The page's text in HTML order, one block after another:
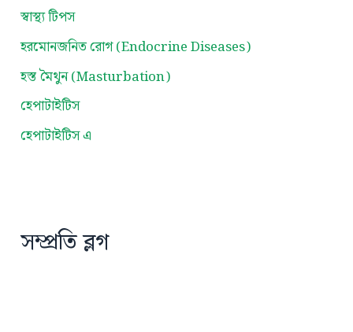
স্বাস্থ্য টিপস
হরমোনজনিত রোগ (Endocrine Diseases)
হস্ত মৈথুন (Masturbation)
হেপাটাইটিস
হেপাটাইটিস এ
সম্প্রতি ব্লগ